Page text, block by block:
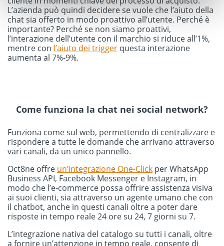
L’azienda può quindi decidere se vuole che l’aiuto della
chat sia offerto in modo proattivo all’utente. Perché è
importante? Perché se non siamo proattivi,
l’interazione dell’utente con il marchio si riduce all’1%,
mentre con l’aiuto dei trigger questa interazione
aumenta al 7%-9%.
Come funziona la chat nei social network?
Funziona come sul web, permettendo di centralizzare e
rispondere a tutte le domande che arrivano attraverso
vari canali, da un unico pannello.
Oct8ne offre un’integrazione One-Click per WhatsApp
Business API, Facebook Messenger e Instagram, in
modo che l’e-commerce possa offrire assistenza visiva
ai suoi clienti, sia attraverso un agente umano che con
il chatbot, anche in questi canali oltre a poter dare
risposte in tempo reale 24 ore su 24, 7 giorni su 7.
L’integrazione nativa del catalogo su tutti i canali, oltre
a fornire un’attenzione in tempo reale, consente di